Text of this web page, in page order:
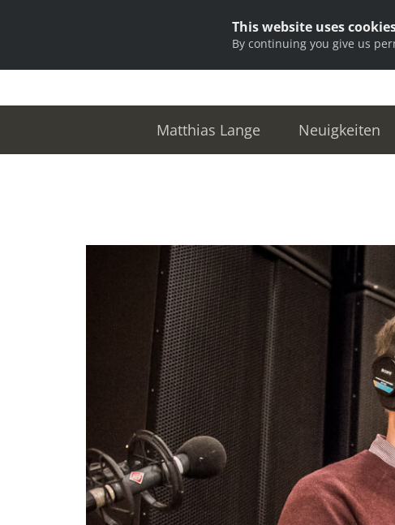
Matthias Lange Neuigkeiten
This website uses
By continuing you give us